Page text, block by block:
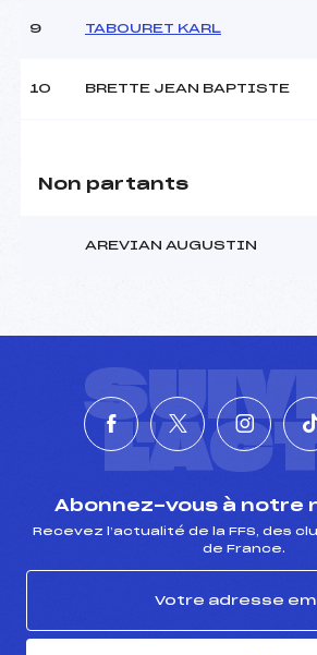
9 TABOURET KARL
10 BRETTE JEAN BAPTISTE
Non partants
AREVIAN AUGUSTIN
Abonnez-vous à notre
Recevez l’actualité de la FFS, des
de France.